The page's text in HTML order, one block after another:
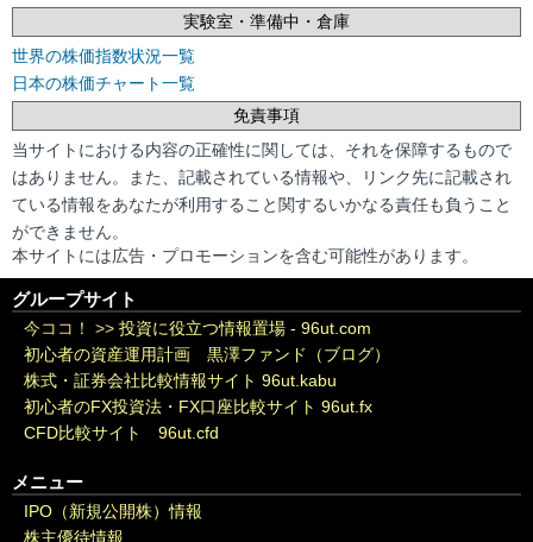
実験室・準備中・倉庫
世界の株価指数状況一覧
日本の株価チャート一覧
免責事項
当サイトにおける内容の正確性に関しては、それを保障するもので
はありません。また、記載されている情報や、リンク先に記載され
ている情報をあなたが利用すること関するいかなる責任も負うこと
ができません。
本サイトには広告・プロモーションを含む可能性があります。
グループサイト
今ココ！ >> 投資に役立つ情報置場 - 96ut.com
初心者の資産運用計画 黒澤ファンド（ブログ）
株式・証券会社比較情報サイト 96ut.kabu
初心者のFX投資法・FX口座比較サイト 96ut.fx
CFD比較サイト 96ut.cfd
メニュー
IPO（新規公開株）情報
株主優待情報